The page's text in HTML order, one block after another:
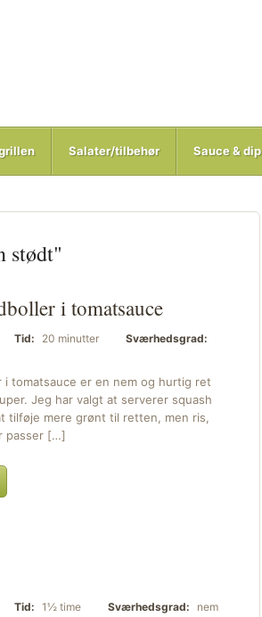
Salater/tilbehør Sauce & dip
stødt"
i tomatsauce
Tid: 20 minutter
Sværhedsgrad:
i tomatsauce er en nem og hurtig ret
Jeg har valgt at serverer squash
tilføje mere grønt til retten, men ris,
passer […]
Tid: 1½ time Sværhedsgrad: nem